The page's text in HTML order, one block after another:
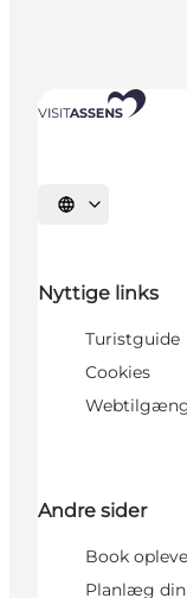
Vælg sprog
Nyttige links
Turistguide
Cookies
Andre sider
Book
Planlæg